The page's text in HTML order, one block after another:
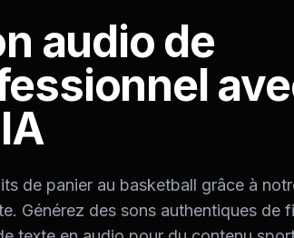
audio de
de panier au basketball grâce à
Générez des sons authentiques de